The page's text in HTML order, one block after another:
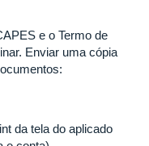
e o Termo de
Enviar uma cópia
da tela do aplicado